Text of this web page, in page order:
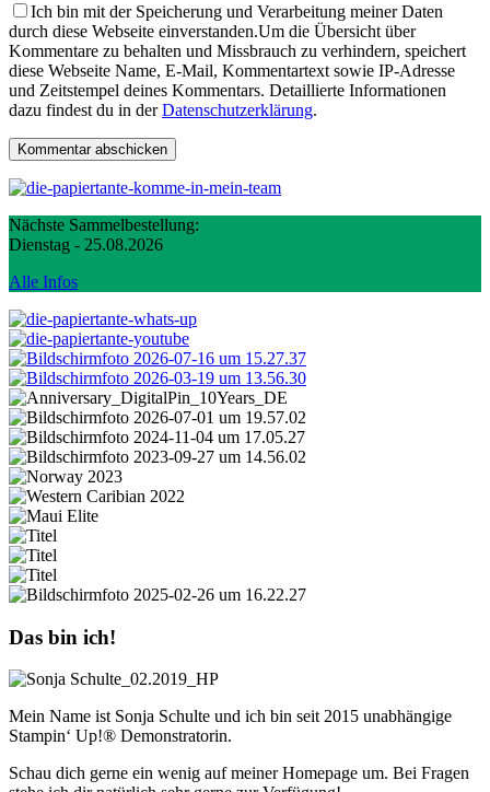
Ich bin mit der Speicherung und Verarbeitung meiner Daten
durch diese Webseite einverstanden.Um die Übersicht über
Kommentare zu behalten und Missbrauch zu verhindern, speichert
diese Webseite Name, E-Mail, Kommentartext sowie IP-Adresse
und Zeitstempel deines Kommentars. Detaillierte Informationen
dazu findest du in derDatenschutzerklärung.
Nächste Sammelbestellung:
Dienstag - 25.08.2026
Alle Infos
Das bin ich!
Mein Name ist Sonja Schulte und ich bin seit 2015 unabhängige
Stampin‘ Up!® Demonstratorin.
Schau dich gerne ein wenig auf meiner Homepage um. Bei Fragen